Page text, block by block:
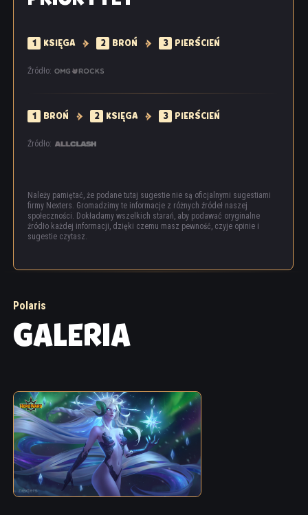
1 KSIĘGA 2 BROŃ 3 PIERŚCIEŃ
Źródło:
1 BROŃ 2 KSIĘGA 3 PIERŚCIEŃ
Źródło:
Należy pamiętać, że podane tutaj sugestie nie są oficjalnymi sugestiami
firmy Nexters. Gromadzimy te informacje z różnych źródeł naszej
społeczności. Dokładamy wszelkich starań, aby podawać oryginalne
źródło każdej informacji, dzięki czemu masz pewność, czyje opinie i
sugestie czytasz.
Polaris
GALERIA